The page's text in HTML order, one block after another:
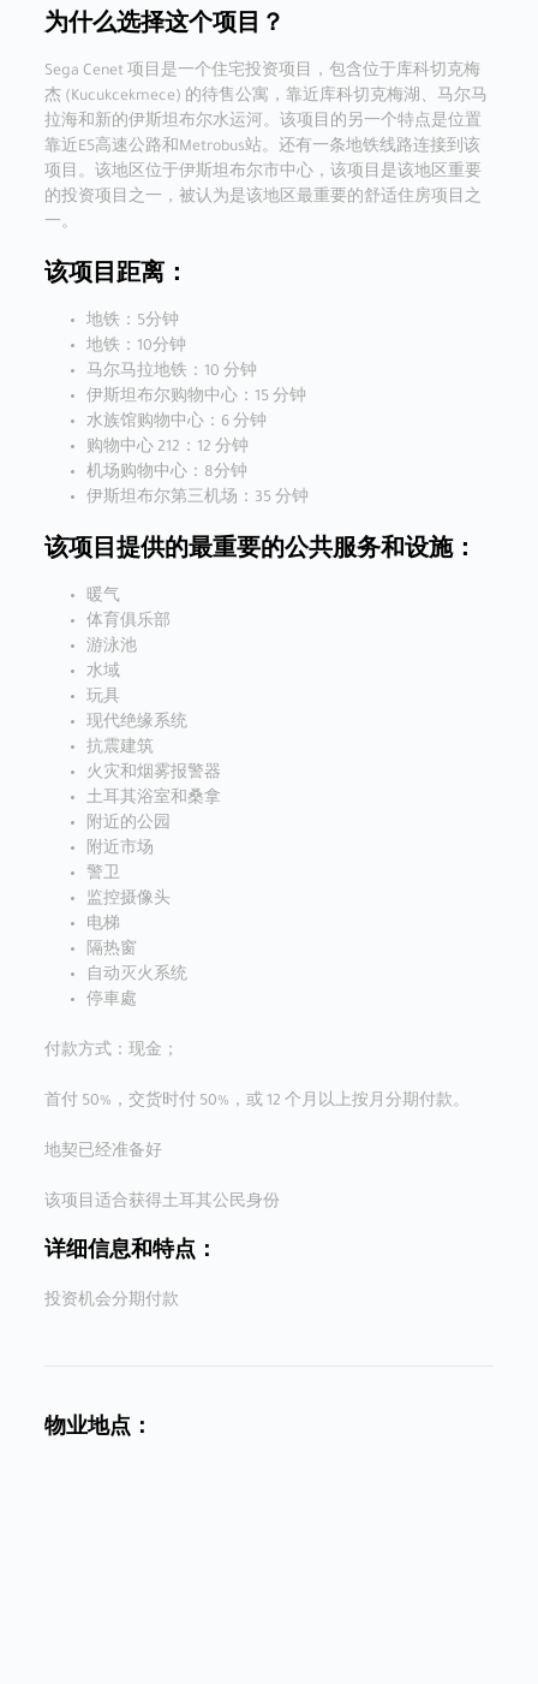
为什么选择这个项目？
Sega Cenet 项目是一个住宅投资项目，包含位于库科切克梅
杰 (Kucukcekmece) 的待售公寓，靠近库科切克梅湖、马尔马
拉海和新的伊斯坦布尔水运河。该项目的另一个特点是位置
靠近E5高速公路和Metrobus站。还有一条地铁线路连接到该
项目。该地区位于伊斯坦布尔市中心，该项目是该地区重要
的投资项目之一，被认为是该地区最重要的舒适住房项目之
一。
该项目距离：
地铁：5分钟
地铁：10分钟
马尔马拉地铁：10 分钟
伊斯坦布尔购物中心：15 分钟
水族馆购物中心：6 分钟
购物中心 212：12 分钟
机场购物中心：8分钟
伊斯坦布尔第三机场：35 分钟
该项目提供的最重要的公共服务和设施：
暖气
体育俱乐部
游泳池
水域
玩具
现代绝缘系统
抗震建筑
火灾和烟雾报警器
土耳其浴室和桑拿
附近的公园
附近市场
警卫
监控摄像头
电梯
隔热窗
自动灭火系统
停車處
付款方式：现金；
首付 50%，交货时付 50%，或 12 个月以上按月分期付款。
地契已经准备好
该项目适合获得土耳其公民身份
详细信息和特点：
投资机会分期付款
物业地点：